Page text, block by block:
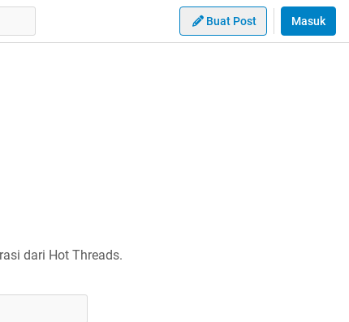
Buat Post Masuk
dari Hot Threads.